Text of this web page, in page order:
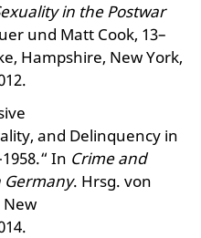
in the Postwar
und Matt Cook, 13–
Hampshire, New York,
and Delinquency in
In Crime and
Germany. Hrsg. von
New